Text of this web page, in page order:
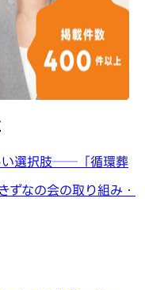
い選択肢──「循環葬
なの会の取り組み・